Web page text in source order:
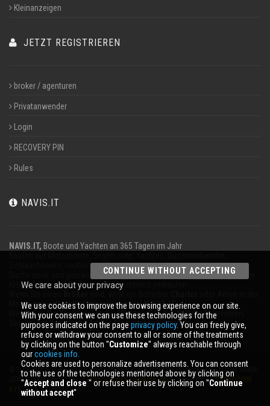
Kleinanzeigen
JETZT REGISTRIEREN
broker / agenturen
Privatanwender
Login
RECOVERY PIN
Rules
NAVIS.IT
NAVIS.IT, Boote und Yachten an 365 Tagen im Jahr
Schlauchboote, nautischen Geräten zu verkaufen.
Suche neue und gebrauchte Boote in unserer Datenbank oder sogar eine
Kleinanzeige, um Ihr Boot völlig kostenlos verkaufen.
Meeresumwelt für Ihr Unternehmen aufNAVIS.IT.
Hier finden Sie die neuesten Nachrichten aus der Welt der Bootfahren,
Segeln und technische Artikel; bleiben mit unserem Newsletter.
© 2026 NAVIS.IT® LOGOS SIND MARKEN ODER MARKEN SIND DAS EIGENTUM IHRER
JEWEILIGEN BESITZER. | Privacy policy|Cookies info| powered by:START 2000
s.r.l.p.iva IT-02134430301
CONTINUE WITHOUT ACCEPTING
We care about your privacy
We use cookies to improve the browsing experience on our site.
With your consent we can use these technologies for the
purposes indicated on the page privacy policy. You can freely give,
refuse or withdraw your consent to all or some of the treatments
by clicking on the button ''Customize'' always reachable through
ourcookies info.
Cookies are used to personalize advertisements. You can consent
to the use of the technologies mentioned above by clicking on
''Accept and close '' or refuse their use by clicking on ''Continue
without accept''